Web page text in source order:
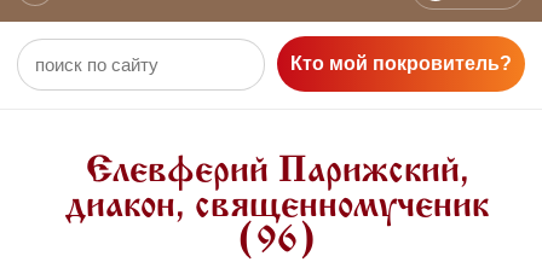
Кто мой покровитель?
Елевферий Парижский,
диакон, священномученик
(96)